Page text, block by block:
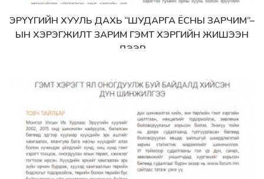
Дэлгэрэнгүй
ЭРҮҮГИЙН ХУУЛЬ ДАХЬ “ШУДАРГА ЁСНЫ ЗАРЧИМ”–
ЫН ХЭРЭГЖИЛТ ЗАРИМ ГЭМТ ХЭРГИЙН ЖИШЭЭН
ДЭЭР